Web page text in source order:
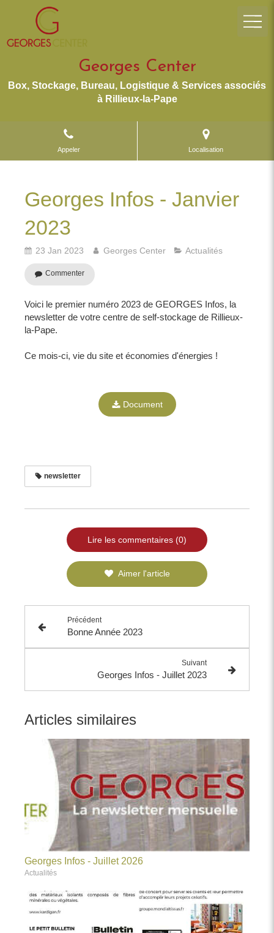
Georges Center
Box, Stockage, Bureau, Logistique & Services associés
à Rillieux-la-Pape
Appeler Localisation
Georges Infos - Janvier
2023
23 Jan 2023 Georges Center Actualités
Commenter
Voici le premier numéro 2023 de GEORGES Infos, la
newsletter de votre centre de self-stockage de Rillieux-
la-Pape.
Ce mois-ci, vie du site et économies d'énergies !
Document
newsletter
Lire les commentaires (0)
Aimer l'article
Précédent
Bonne Année 2023
Suivant
Georges Infos - Juillet 2023
Articles similaires
Georges Infos - Juillet 2026
Actualités